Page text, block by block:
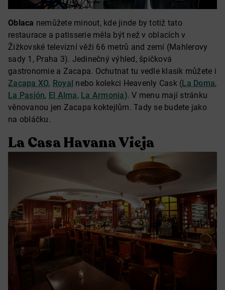
Oblaca nemůžete minout, kde jinde by totiž tato
restaurace a patisserie měla být než v oblacích v
Žižkovské televizní věži 66 metrů and zemí (Mahlerovy
sady 1, Praha 3). Jedinečný výhled, špičková
gastronomie a Zacapa. Ochutnat tu vedle klasik můžete i
Zacapa XO, Royal nebo kolekci Heavenly Cask (La Doma,
La Pasión, El Alma, La Armonia). V menu mají stránku
věnovanou jen Zacapa koktejlům. Tady se budete jako
na obláčku.
La Casa Havana Vieja